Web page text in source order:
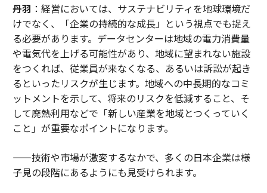
丹羽 ：経営においては、サステナビリティを地球環境だ
けでなく、「企業の持続的な成長」という視点でも捉え
る必要があります。データセンターは地域の電力消費量
や電気代を上げる可能性があり、地域に望まれない施設
をつくれば、従業員が来なくなる、あるいは訴訟が起き
るといったリスクが生じます。地域への中長期的なコミ
ットメントを示して、将来のリスクを低減すること、そ
して廃熱利用などで「新しい産業を地域とつくっていく
こと」が重要なポイントになります。
——技術や市場が激変するなかで、多くの日本企業は様
子見の段階にあるようにも見受けられます。